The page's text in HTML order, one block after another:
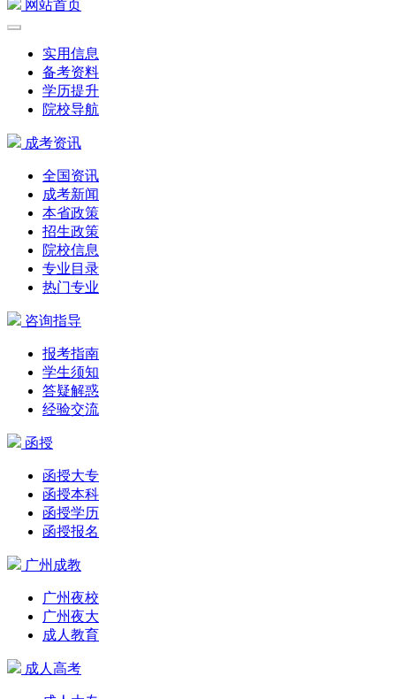
网站首页
实用信息
备考资料
学历提升
院校导航
成考资讯
全国资讯
成考新闻
本省政策
招生政策
院校信息
专业目录
热门专业
咨询指导
报考指南
学生须知
答疑解惑
经验交流
函授
函授大专
函授本科
函授学历
函授报名
广州成教
广州夜校
广州夜大
成人教育
成人高考